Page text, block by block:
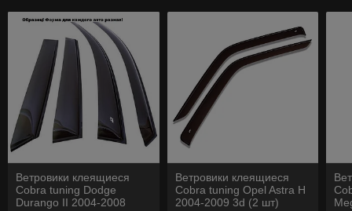
Ветровики клеящиеся
Cobra tuning Dodge
Durango II 2004-2008
Ветровики клеящиеся
Cobra tuning Opel Astra H
2004-2009 3d (2 шт)